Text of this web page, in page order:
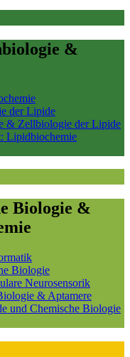
&
der Lipide
& Zellbiologie der Lipide
Lipidbiochemie
Biologie &
Biologie
Neurosensorik
& Aptamere
und Chemische Biologie